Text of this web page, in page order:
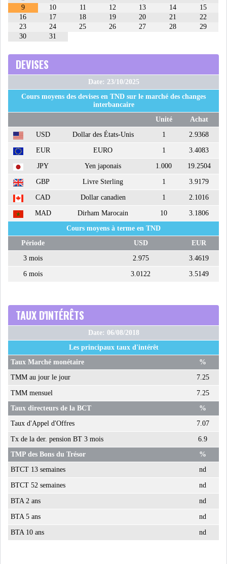
9
10 11 12 13 14
15
16
17 18 19 20 21
22
23
24 25 26 27 28
29
30
31
DEVISES
Date: 23/10/2025
Cours moyens des devises en TND sur le marché des changes
interbancaire
Unité
Achat
USD
Dollar des États-Unis 1 2.9368
EUR EURO 1 3.4083
JPY Yen japonais 1.000 19.2504
GBP Livre Sterling 1 3.9179
CAD Dollar canadien 1 2.1016
MAD Dirham Marocain 10
3.1806
Cours moyens à terme en TND
Période
USD
EUR
3 mois
2.975 3.4619
6 mois 3.0122 3.5149
TAUX D'INTÉRÊTS
Date: 06/08/2018
Les principaux taux d'intérêt
Taux Marché monétaire
%
TMM au jour le jour
7.25
TMM mensuel
7.25
Taux directeurs de la BCT
%
Taux d'Appel d'Offres
7.07
Tx de la der. pension BT 3 mois
6.9
TMP des Bons du Trésor
%
BTCT 13 semaines
nd
BTCT 52 semaines nd
BTA 2 ans nd
BTA 5 ans nd
BTA 10 ans nd